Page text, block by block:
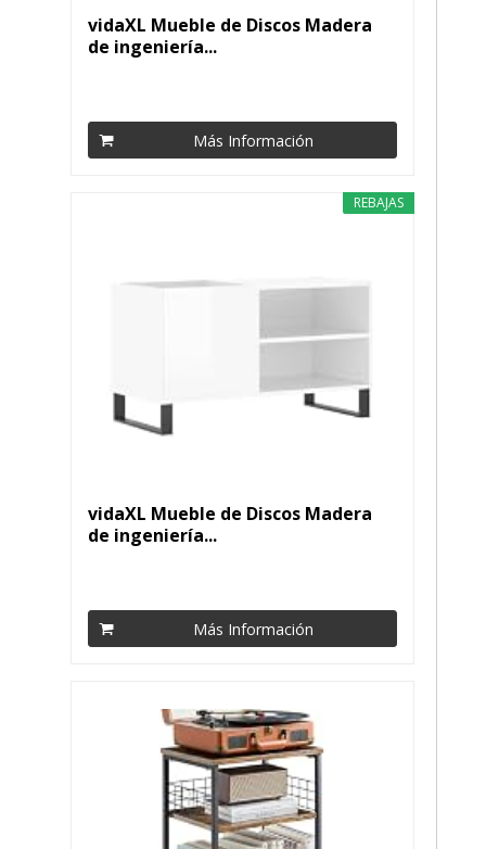
vidaXL Mueble de Discos Madera
de ingeniería...
Más Información
REBAJAS
vidaXL Mueble de Discos Madera
de ingeniería...
Más Información